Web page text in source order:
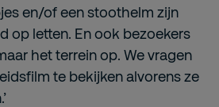
en/of een stoothelm zijn
op letten. En ook bezoekers
het terrein op. We vragen
te bekijken alvorens ze